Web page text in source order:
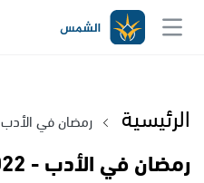
الرئيسية رمضان في الأدب
رمضان في الأدب - 26.04.2022